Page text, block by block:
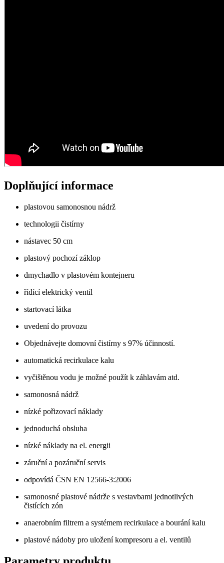
Doplňující informace
plastovou samonosnou nádrž
technologii čistírny
nástavec 50 cm
plastový pochozí záklop
dmychadlo v plastovém kontejneru
řídící elektrický ventil
startovací látka
uvedení do provozu
Objednávejte domovní čistírny s 97% účinností.
automatická recirkulace kalu
vyčištěnou vodu je možné použít k záhlavám atd.
samonosná nádrž
nízké pořizovací náklady
jednoduchá obsluha
nízké náklady na el. energii
záruční a pozáruční servis
odpovídá ČSN EN 12566-3:2006
samonosné plastové nádrže s vestavbami jednotlivých
čistících zón
anaerobním filtrem a systémem recirkulace a bourání kalu
plastové nádoby pro uložení kompresoru a el. ventilů